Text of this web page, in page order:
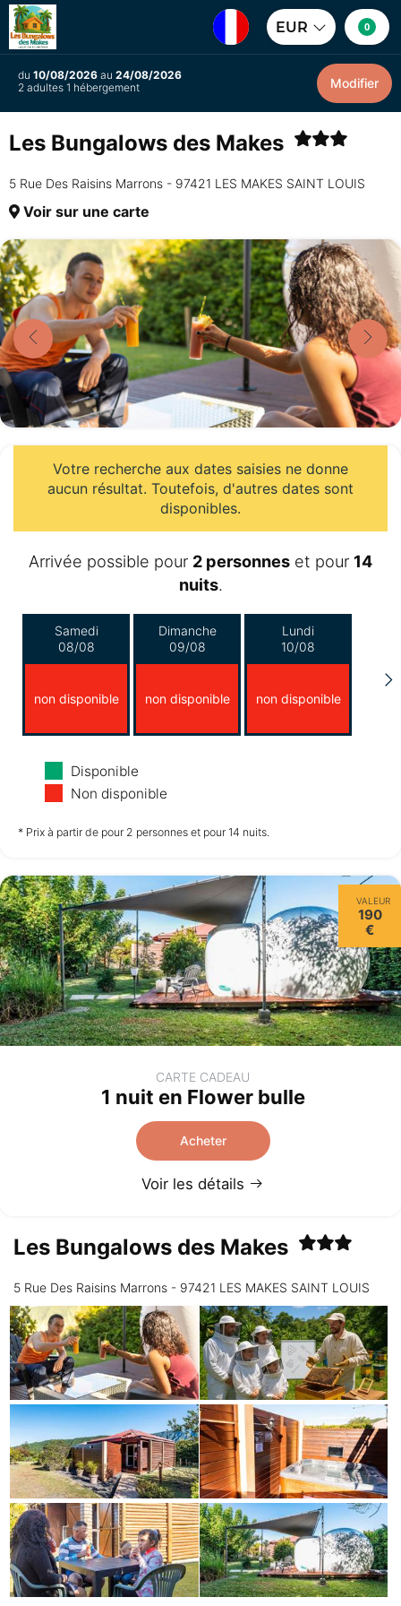
EUR 0
du 10/08/2026 au 24/08/2026
2 adultes 1 hébergement
Modifier
Les Bungalows des Makes
5 Rue Des Raisins Marrons - 97421 LES MAKES SAINT LOUIS
Voir sur une carte
Votre recherche aux dates saisies ne donne
aucun résultat. Toutefois, d'autres dates sont
disponibles.
Arrivée possible pour 2 personnes et pour 14
nuits.
Samedi
08/08
non disponible
Dimanche
09/08
non disponible
Lundi
10/08
non disponible
Mardi
11/08
588,00 €* 588,00 €* 588,00 €
Vendredi
14/08
à partir de
588,00 €
Disponible
Non disponible
* Prix à partir de pour 2 personnes et pour 14 nuits.
VALEUR
190
€
CARTE CADEAU
1 nuit en Flower bulle
Acheter
Voir les détails
Les Bungalows des Makes
5 Rue Des Raisins Marrons - 97421 LES MAKES SAINT LOUIS